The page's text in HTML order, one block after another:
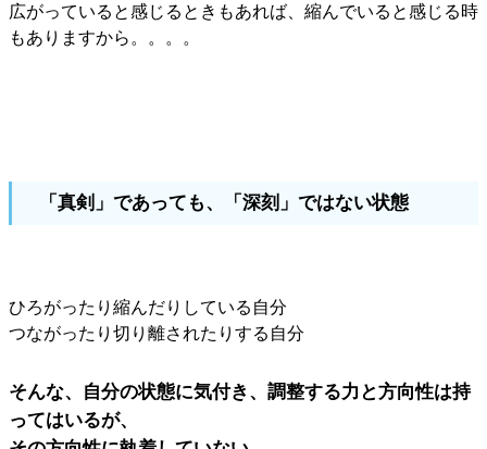
広がっていると感じるときもあれば、縮んでいると感じる時
もありますから。。。。
「真剣」であっても、「深刻」ではない状態
ひろがったり縮んだりしている自分
つながったり切り離されたりする自分
そんな、自分の状態に気付き、調整する力と方向性は持
ってはいるが、